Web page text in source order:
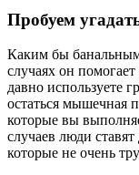
Пробуем
Каким бы банальным
случаях он
давно используете
остаться мышечная
которые вы
случаев люди
которые не очень